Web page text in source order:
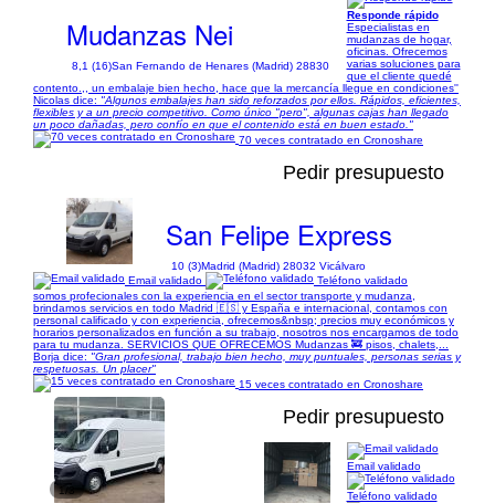
Mudanzas Nei
8,1 (16)San Fernando de Henares (Madrid) 28830
Responde rápido
Especialistas en
mudanzas de hogar,
oficinas. Ofrecemos
varias soluciones para
que el cliente quedé
contento.,, un embalaje bien hecho, hace que la mercancía llegue en condiciones''
Nicolas dice: "Algunos embalajes han sido reforzados por ellos. Rápidos, eficientes,
flexibles y a un precio competitivo. Como único "pero", algunas cajas han llegado
un poco dañadas, pero confío en que el contenido está en buen estado."
70 veces contratado en Cronoshare
Pedir presupuesto
San Felipe Express
10 (3)Madrid (Madrid) 28032 Vicálvaro
Email validado
Teléfono validado
somos profecionales con la experiencia en el sector transporte y mudanza,
brindamos servicios en todo Madrid 🇪🇸 y España e internacional, contamos con
personal calificado y con experiencia, ofrecemos&nbsp; precios muy económicos y
horarios personalizados en función a su trabajo, nosotros nos encargamos de todo
para tu mudanza. SERVICIOS QUE OFRECEMOS Mudanzas 🚒 pisos, chalets,...
Borja dice: "Gran profesional, trabajo bien hecho, muy puntuales, personas serias y
respetuosas. Un placer"
15 veces contratado en Cronoshare
1/3
Pedir presupuesto
Email validado
Teléfono validado